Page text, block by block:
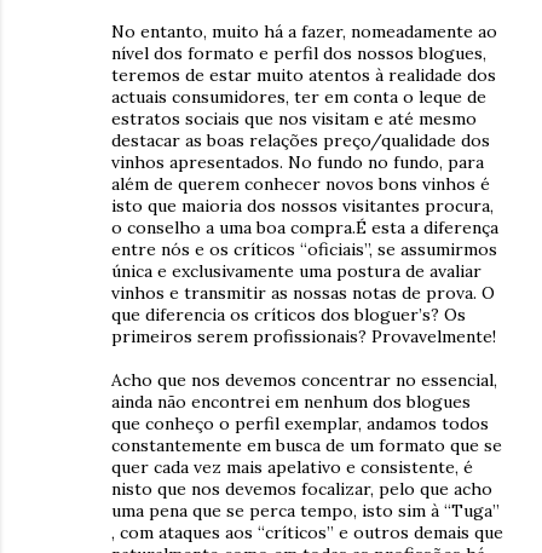
No entanto, muito há a fazer, nomeadamente ao
nível dos formato e perfil dos nossos blogues,
teremos de estar muito atentos à realidade dos
actuais consumidores, ter em conta o leque de
estratos sociais que nos visitam e até mesmo
destacar as boas relações preço/qualidade dos
vinhos apresentados. No fundo no fundo, para
além de querem conhecer novos bons vinhos é
isto que maioria dos nossos visitantes procura,
o conselho a uma boa compra.É esta a diferença
entre nós e os críticos “oficiais”, se assumirmos
única e exclusivamente uma postura de avaliar
vinhos e transmitir as nossas notas de prova. O
que diferencia os críticos dos bloguer’s? Os
primeiros serem profissionais? Provavelmente!
Acho que nos devemos concentrar no essencial,
ainda não encontrei em nenhum dos blogues
que conheço o perfil exemplar, andamos todos
constantemente em busca de um formato que se
quer cada vez mais apelativo e consistente, é
nisto que nos devemos focalizar, pelo que acho
uma pena que se perca tempo, isto sim à “Tuga”
, com ataques aos “críticos” e outros demais que